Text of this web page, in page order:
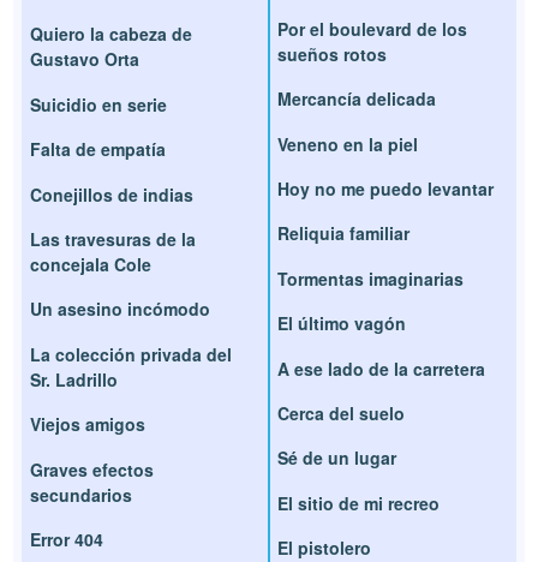
Quiero la cabeza de
Gustavo Orta
Suicidio en serie
Falta de empatía
Conejillos de indias
Las travesuras de la
concejala Cole
Un asesino incómodo
La colección privada del
Sr. Ladrillo
Viejos amigos
Graves efectos
secundarios
Error 404
Por el boulevard de los
sueños rotos
Mercancía delicada
Veneno en la piel
Hoy no me puedo levantar
Reliquia familiar
Tormentas imaginarias
El último vagón
A ese lado de la carretera
Cerca del suelo
Sé de un lugar
El sitio de mi recreo
El pistolero